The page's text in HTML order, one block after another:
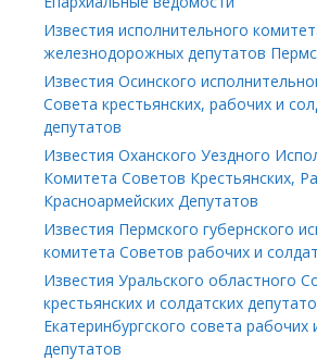
Известия исполнительного
железнодорожных депутатов
Известия Осинского
Совета крестьянских, рабочих и
депутатов
Известия Оханского Уездного
Комитета Советов Крестьянских,
Красноармейских Депутатов
Известия Пермского губернского
комитета Советов рабочих и
Известия Уральского областного
крестьянских и солдатских
Екатеринбургского совета рабочих
депутатов